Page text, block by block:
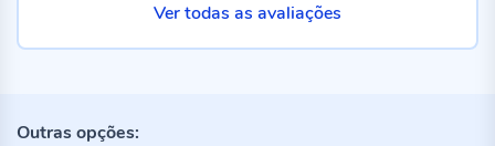
Ver todas as avaliações
Outras opções: